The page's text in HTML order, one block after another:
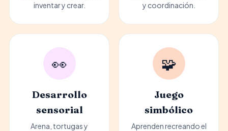
inventar y crear.
y coordinación.
👀
Desarrollo
sensorial
Arena, tortugas y
🧩
Juego
simbólico
Aprenden recreando el